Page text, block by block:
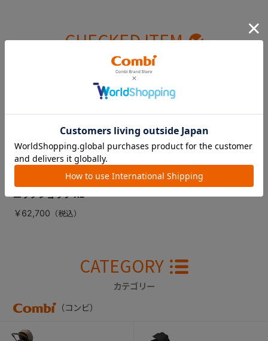
CHECKED ITEM
最近見た商品
コンビ ホワイトレー
ベル スゴカルSwitch
エッグショック XL
￥62,700
CATEGORY
カテゴリー
（コンビ）